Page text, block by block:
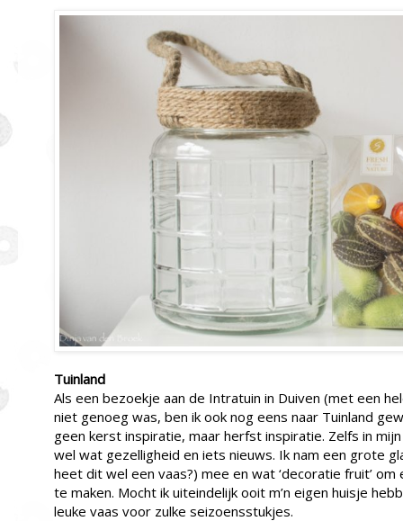
Tuinland
Als een bezoekje aan de Intratuin in Duiven (met een
niet genoeg was, ben ik ook nog eens naar Tuinland
geen kerst inspiratie, maar herfst inspiratie. Zelfs in
wel wat gezelligheid en iets nieuws. Ik nam een grote
heet dit wel een vaas?) mee en wat ‘decoratie fruit’
te maken. Mocht ik uiteindelijk ooit m’n eigen huisje
leuke vaas voor zulke seizoensstukjes.